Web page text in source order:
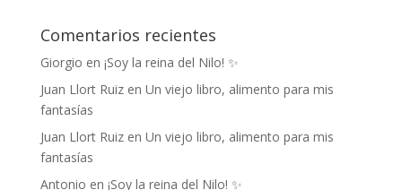
Comentarios recientes
Giorgio en ¡Soy la reina del Nilo! ✨
Juan Llort Ruizen Un viejo libro, alimento para mis
fantasías
Juan Llort Ruizen Un viejo libro, alimento para mis
fantasías
Antonio en ¡Soy la reina del Nilo! ✨